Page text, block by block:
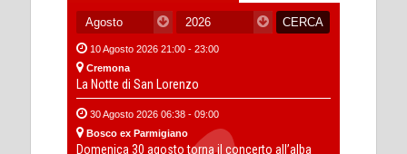
10 Agosto 2026 21:00 - 23:00
Cremona
La Notte di San Lorenzo
30 Agosto 2026 06:38 - 09:00
Bosco ex Parmigiano
Domenica 30 agosto torna il concerto all’alba